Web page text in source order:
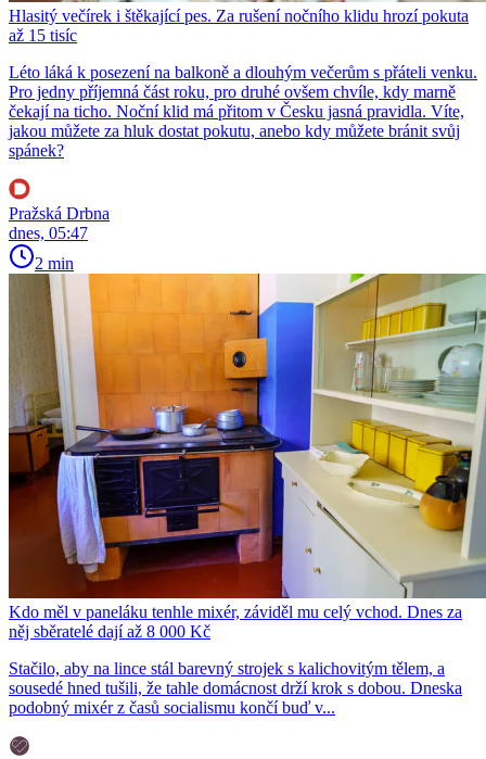
Hlasitý večírek i štěkající pes. Za rušení nočního klidu hrozí pokuta
až 15 tisíc
Léto láká k posezení na balkoně a dlouhým večerům s přáteli venku.
Pro jedny příjemná část roku, pro druhé ovšem chvíle, kdy marně
čekají na ticho. Noční klid má přitom v Česku jasná pravidla. Víte,
jakou můžete za hluk dostat pokutu, anebo kdy můžete bránit svůj
spánek?
Pražská Drbna
dnes, 05:47
2 min
Kdo měl v paneláku tenhle mixér, záviděl mu celý vchod. Dnes za
něj sběratelé dají až 8 000 Kč
Stačilo, aby na lince stál barevný strojek s kalichovitým tělem, a
sousedé hned tušili, že tahle domácnost drží krok s dobou. Dneska
podobný mixér z časů socialismu končí buď v...